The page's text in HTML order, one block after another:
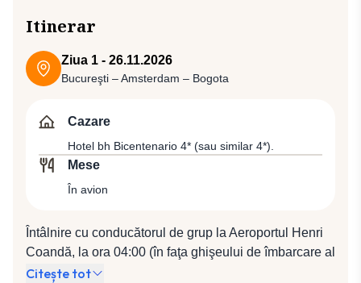
Itinerar
Ziua 1 - 26.11.2026
Bucureşti – Amsterdam – Bogota
Cazare
Hotel bh Bicentenario 4* (sau similar 4*).
Mese
În avion
Întâlnire cu conducătorul de grup la Aeroportul Henri
Coandă, la ora 04:00 (în faţa ghişeului de îmbarcare al
companiei KLM). Plecare spre Amsterdam cu
Citește tot